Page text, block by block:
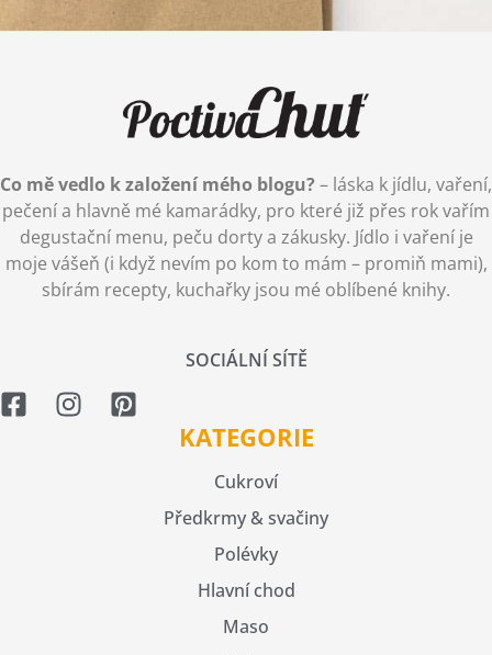
Co mě vedlo k založení mého blogu? – láska k jídlu, vaření,
pečení a hlavně mé kamarádky, pro které již přes rok vařím
degustační menu, peču dorty a zákusky. Jídlo i vaření je
moje vášeň (i když nevím po kom to mám – promiň mami),
sbírám recepty, kuchařky jsou mé oblíbené knihy.
SOCIÁLNÍ SÍTĚ
KATEGORIE
Cukroví
Předkrmy & svačiny
Polévky
Hlavní chod
Maso